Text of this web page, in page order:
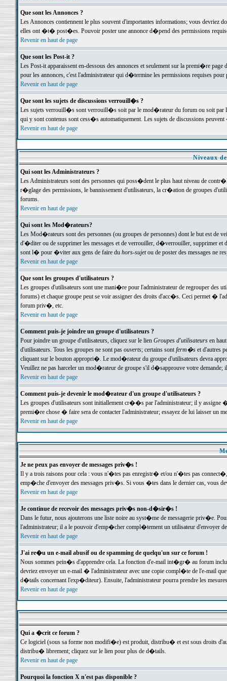
Que sont les Annonces ?
Les Annonces contiennent le plus souvent d'importantes informations; vous devriez
elles ont �t� post�es. Pouvoir poster une annonce d�pend des permissions
Revenir en haut de page
Que sont les Post-it ?
Les Post-it apparaissent en-dessous des annonces et seulement sur la premi�re
pour les annonces, c'est l'administrateur qui d�termine les permissions requises pour
Revenir en haut de page
Que sont les sujets de discussions verrouill�s ?
Les sujets verrouill�s sont verrouill�s soit par le mod�rateur du forum ou soit par
qui y sont contenus sont cess�s automatiquement. Les sujets de discussions
Revenir en haut de page
Niveaux
Qui sont les Administrateurs ?
Les Administrateurs sont des personnes qui poss�dent le plus haut niveau de
r�glage des permissions, le bannissement d'utilisateurs, la cr�ation de groupes
forums.
Revenir en haut de page
Qui sont les Mod�rateurs?
Les Mod�rateurs sont des personnes (ou groupes de personnes) dont le but est de
d'�diter ou de supprimer les messages et de verrouiller, d�verrouiller, supprimer
sont l� pour �viter aux gens de faire du hors-sujetou de poster des messages ne
Revenir en haut de page
Que sont les groupes d'utilisateurs ?
Les groupes d'utilisateurs sont une mani�re pour l'administrateur de regrouper des
forums) et chaque groupe peut se voir assigner des droits d'acc�s. Ceci permet
forum priv�, etc.
Revenir en haut de page
Comment puis-je joindre un groupe d'utilisateurs ?
Pour joindre un groupe d'utilisateurs, cliquez sur le lien Groupes d'utilisateursen haut
d'utilisateurs. Tous les groupes ne sont pas ouverts; certains sontferm�set d'autres
cliquant sur le bouton appropri�. Le mod�rateur du groupe d'utilisateurs devra
Veuillez ne pas harceler un mod�rateur de groupe s'il d�sapprouve votre demande;
Revenir en haut de page
Comment puis-je devenir le mod�rateur d'un groupe d'utilisateurs ?
Les groupes d'utilisateurs sont initiallement cr��s par l'administrateur; il y
premi�re chose � faire sera de contacter l'administrateur; essayez de lui laisser un
Revenir en haut de page
Je ne peux pas envoyer de messages priv�s !
Il y a trois raisons pour cela : vous n'�tes pas enregistr� et/ou n'�tes pas
emp�che d'envoyer des messages priv�s. Si vous �tes dans le dernier cas, vous
Revenir en haut de page
Je continue de recevoir des messages priv�s non-d�sir�s !
Dans le futur, nous ajouterons une liste noire au syst�me de messagerie priv�e.
l'administrateur; il a le pouvoir d'emp�cher compl�tement un utilisateur d'envoyer
Revenir en haut de page
J'ai re�u un e-mail abusif ou de spamming de quelqu'un sur ce forum !
Nous sommes pein�s d'apprendre cela. La fonction d'e-mail int�gr� au forum inclut
devriez envoyer un e-mail � l'administrateur avec une copie compl�te de l'e-mail
d�tails concernant l'exp�diteur). Ensuite, l'administrateur pourra prendre les
Revenir en haut de page
Qui a �crit ce forum ?
Ce logiciel (sous sa forme non modifi�e) est produit, distribu� et est sous droits
distribu� librement; cliquez sur le lien pour plus de d�tails.
Revenir en haut de page
Pourquoi la fonction X n'est pas disponible ?